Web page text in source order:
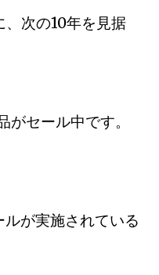
次の10年を見据
がセール中です。
が実施されている